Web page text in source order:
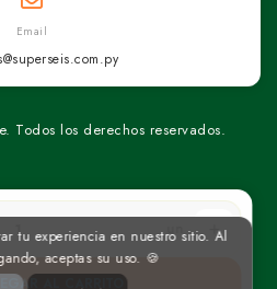
un
AL CARRITO
Email
Todos los derechos reservados.
tu experiencia en nuestro sitio. Al
aceptas su uso. 🍪